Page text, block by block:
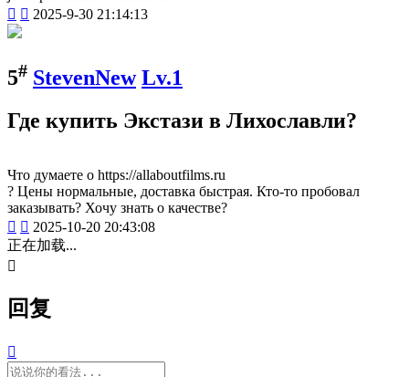
  2025-9-30 21:14:13
5# StevenNew Lv.1
Где купить Экстази в Лихославли?
Что думаете о https://allaboutfilms.ru
? Цены нормальные, доставка быстрая. Кто-то пробовал
заказывать? Хочу знать о качестве?
  2025-10-20 20:43:08
正在加载...

回复
